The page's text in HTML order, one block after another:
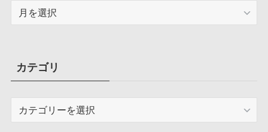
ブカテゴリ